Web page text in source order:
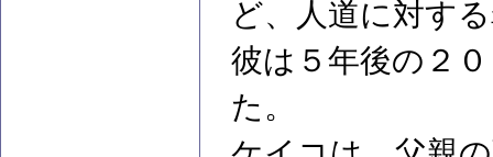
ど、人道に対す
彼は５年後の２
た。